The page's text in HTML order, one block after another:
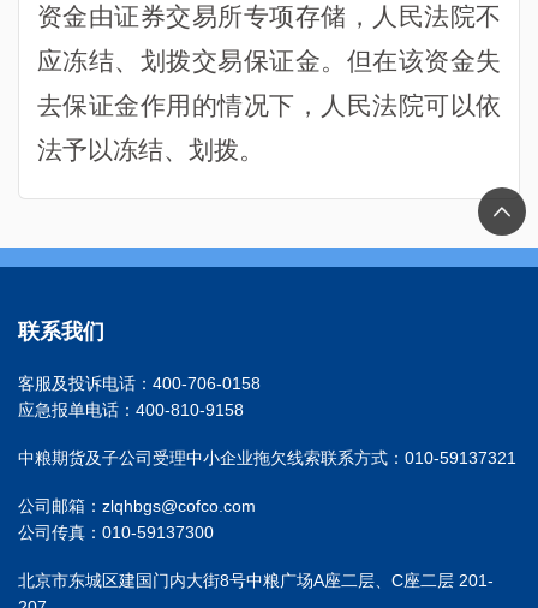
资金由证券交易所专项存储，人民法院不
应冻结、划拨交易保证金。但在该资金失
去保证金作用的情况下，人民法院可以依
法予以冻结、划拨。
联系我们
客服及投诉电话：400-706-0158
应急报单电话：400-810-9158
中粮期货及子公司受理中小企业拖欠线索联系方式：010-59137321
公司邮箱：zlqhbgs@cofco.com
公司传真：010-59137300
北京市东城区建国门内大街8号中粮广场A座二层、C座二层 201-